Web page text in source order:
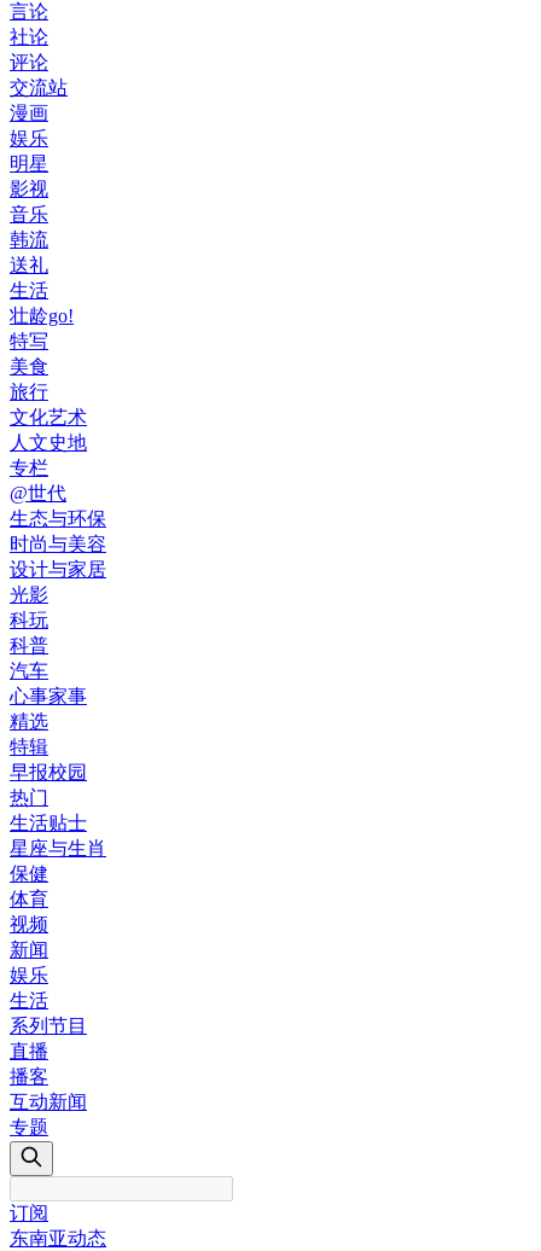
言论
社论
评论
交流站
漫画
娱乐
明星
影视
音乐
韩流
送礼
生活
壮龄go!
特写
美食
旅行
文化艺术
人文史地
专栏
@世代
生态与环保
时尚与美容
设计与家居
光影
科玩
科普
汽车
心事家事
精选
特辑
早报校园
热门
生活贴士
星座与生肖
保健
体育
视频
新闻
娱乐
生活
系列节目
直播
播客
互动新闻
专题
订阅
东南亚动态